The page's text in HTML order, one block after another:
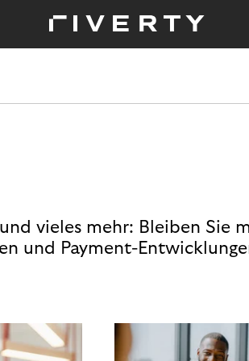
vieles mehr: Bleiben Sie
und Payment-